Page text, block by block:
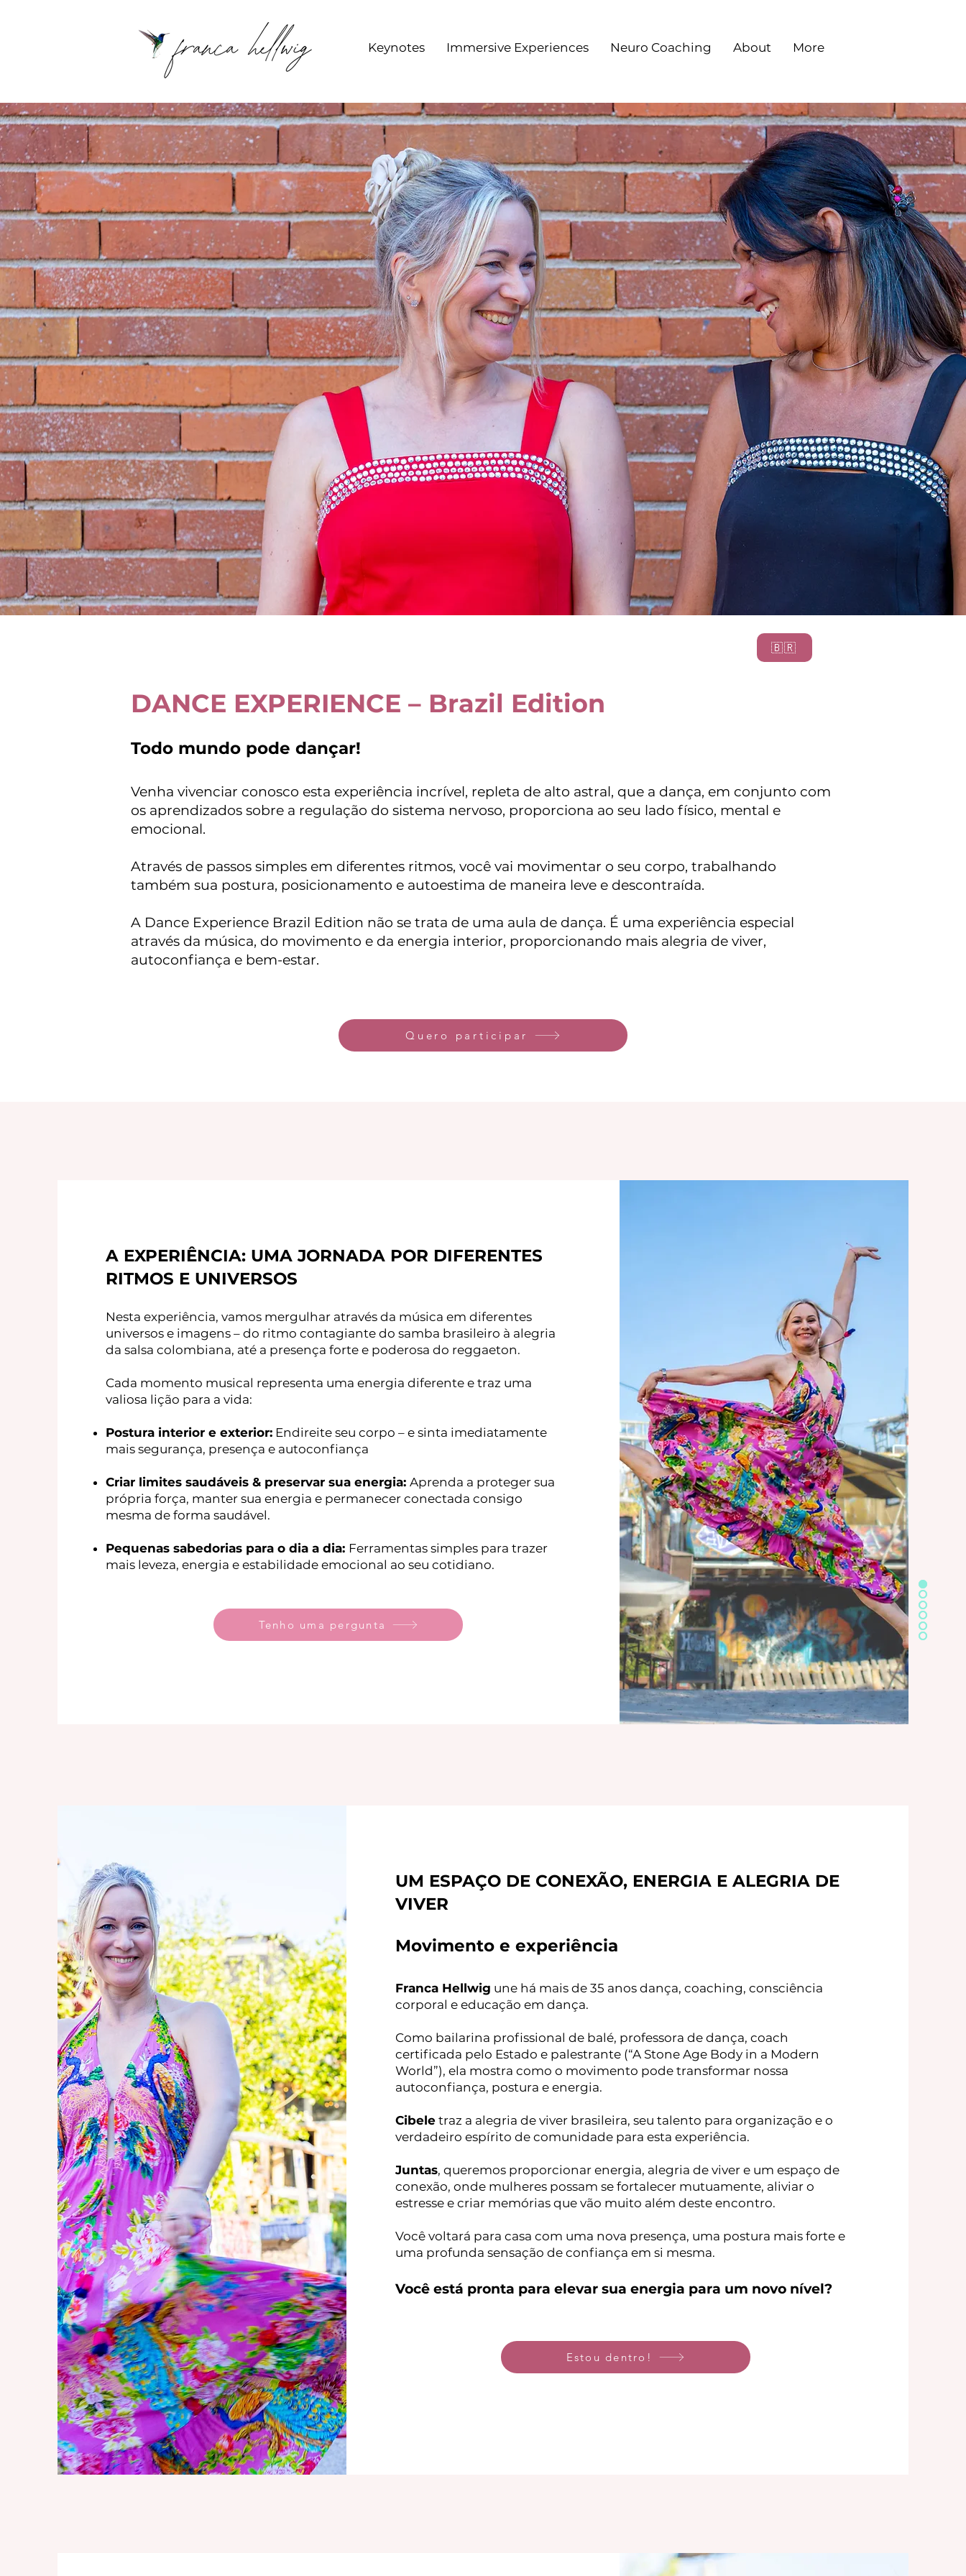
Keynotes Immersive Experiences Neuro Coaching About More
🇧🇷
DANCE EXPERIENCE – Brazil Edition
Todo mundo pode dançar!
Venha vivenciar conosco esta experiência incrível, repleta de alto astral, que a dança, em conjunto com
os aprendizados sobre a regulação do sistema nervoso, proporciona ao seu lado físico, mental e
emocional.
Através de passos simples em diferentes ritmos, você vai movimentar o seu corpo, trabalhando
também sua postura, posicionamento e autoestima de maneira leve e descontraída.
A Dance Experience Brazil Edition não se trata de uma aula de dança. É uma experiência especial
através da música, do movimento e da energia interior, proporcionando mais alegria de viver,
autoconfiança e bem-estar.
Quero participar
A EXPERIÊNCIA: UMA JORNADA POR DIFERENTES
RITMOS E UNIVERSOS
Nesta experiência, vamos mergulhar através da música em diferentes
universos e imagens – do ritmo contagiante do samba brasileiro à alegria
da salsa colombiana, até a presença forte e poderosa do reggaeton.
Cada momento musical representa uma energia diferente e traz uma
valiosa lição para a vida:
Postura interior e exterior: Endireite seu corpo – e sinta imediatamente
mais segurança, presença e autoconfiança
Criar limites saudáveis & preservar sua energia:Aprenda a proteger sua
própria força, manter sua energia e permanecer conectada consigo
mesma de forma saudável.
Pequenas sabedorias para o dia a dia: Ferramentas simples para trazer
mais leveza, energia e estabilidade emocional ao seu cotidiano.
Tenho uma pergunta
UM ESPAÇO DE CONEXÃO, ENERGIA E ALEGRIA DE
VIVER
Movimento e experiência
Franca Hellwig une há mais de 35 anos dança, coaching, consciência
corporal e educação em dança.
Como bailarina profissional de balé, professora de dança, coach
certificada pelo Estado e palestrante (“A Stone Age Body in a Modern
World”), ela mostra como o movimento pode transformar nossa
autoconfiança, postura e energia.
Cibeletraz a alegria de viver brasileira, seu talento para organização e o
verdadeiro espírito de comunidade para esta experiência.
Juntas, queremos proporcionar energia, alegria de viver e um espaço de
conexão, onde mulheres possam se fortalecer mutuamente, aliviar o
estresse e criar memórias que vão muito além deste encontro.
Você voltará para casa com uma nova presença, uma postura mais forte e
uma profunda sensação de confiança em si mesma.
Você está pronta para elevar sua energia para um novo nível?
Estou dentro!